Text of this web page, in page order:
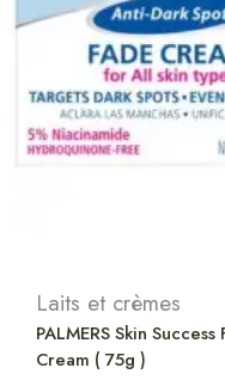
Laits et crèmes
PALMERS Skin
Cream ( 75g )